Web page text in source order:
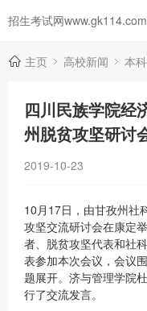
招生考试网www.gk114.com
主页 高校新闻 本
四川民族学院经
州脱贫攻坚研讨
2019-10-23
10月17日，由甘孜州社
攻坚交流研讨会在康定
者、脱贫攻坚代表和社
表参加本次会议，会议
题展开。济与管理学院
行了交流发言。